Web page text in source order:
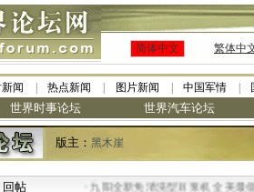
简体中文 繁体中
闻 热点新闻 图片新闻 中国军情
世界时事论坛 世界汽车论坛
版主： 黑木崖
回帖 九阳全新免清洗型豆浆机 全美最低